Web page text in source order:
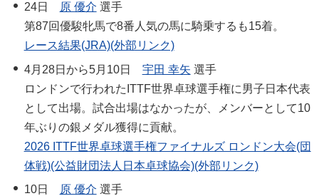
24日 原 優介 選手
第87回優駿牝馬で8番人気の馬に騎乗するも15着。
レース結果(JRA)(外部リンク)
4月28日から5月10日 宇田 幸矢 選手
ロンドンで行われたITTF世界卓球選手権に男子日本代表
として出場。試合出場はなかったが、メンバーとして10
年ぶりの銀メダル獲得に貢献。
2026 ITTF世界卓球選手権ファイナルズ ロンドン大会(団
体戦)(公益財団法人日本卓球協会)(外部リンク)
10日
原 優介 選手